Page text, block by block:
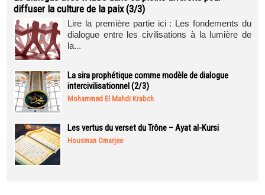
diffuser la culture de la paix (3/3)
Lire la première partie ici : Les fondements du
dialogue entre les civilisations à la lumière de
la...
La sira prophétique comme modèle de dialogue
intercivilisationnel (2/3)
Mohammed El Mahdi Krabch
Les vertus du verset du Trône – Ayat al-Kursi
Housman Omarjee